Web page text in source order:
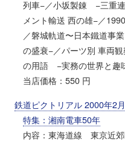
列車−／小坂製錬 −三重
メント輸送 西の雄−／
／磐城軌道〜日本鐵道事
の盛衰−／パーツ別 車両
の用語 −実務の世界と趣
当店価格：550 円
鉄道ピクトリアル 2000年2
特集：湘南電車50年
内容：東海道線 東京近